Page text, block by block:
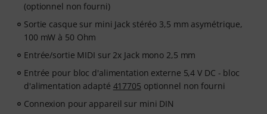
(optionnel non fourni)
Sortie casque sur mini Jack stéréo 3,5 mm asymétrique,
100 mW à 50 Ohm
Entrée/sortie MIDI sur 2x Jack mono 2,5 mm
Entrée pour bloc d'alimentation externe 5,4 V DC - bloc
d'alimentation adapté 417705 optionnel non fourni
Connexion pour appareil sur mini DIN